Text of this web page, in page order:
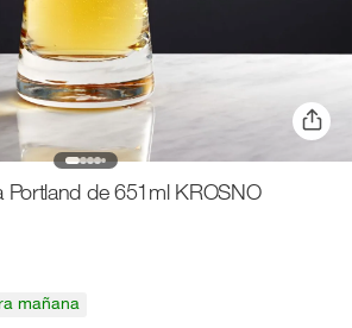
Portland de 651ml KROSNO
mañana